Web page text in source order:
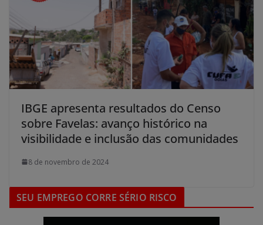
IBGE apresenta resultados do Censo
sobre Favelas: avanço histórico na
visibilidade e inclusão das comunidades
8 de novembro de 2024
SEU EMPREGO CORRE SÉRIO RISCO